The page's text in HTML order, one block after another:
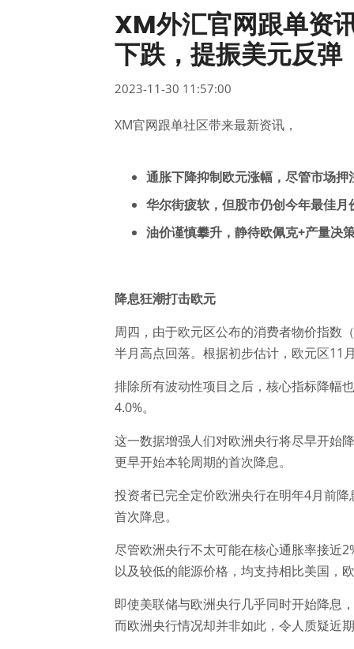
XM外汇官网跟单资
下跌，提振美元反弹
2023-11-30 11:57:00
XM官网跟单社区带来最新资讯，
通胀下降抑制欧元涨幅，尽管市场押
华尔街疲软，但股市仍创今年最佳月
油价谨慎攀升，静待欧佩克+产量决
降息狂潮打击欧元
周四，由于欧元区公布的消费者物价指数
半月高点回落。根据初步估计，欧元区11
排除所有波动性项目之后，核心指标降幅
4.0%。
这一数据增强人们对欧洲央行将尽早开始
更早开始本轮周期的首次降息。
投资者已完全定价欧洲央行在明年4月前
首次降息。
尽管欧洲央行不太可能在核心通胀率接近
以及较低的能源价格，均支持相比美国，
即使美联储与欧洲央行几乎同时开始降息
而欧洲央行情况却并非如此，令人质疑近